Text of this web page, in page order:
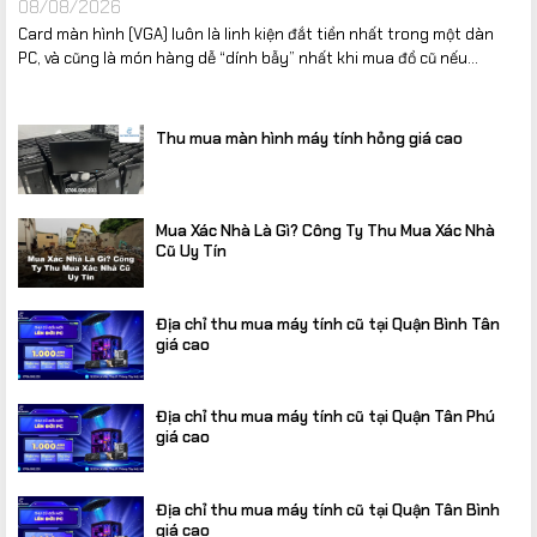
ràng
Giá cả cạnh tranh , thường xuyên khuyến mãi hấp dẫn
Đội ngũ kỹ thuật viên
lắp máy chuyên sâu – test game
kỹ lưỡngtrước khi giao
phù hợp nhất!
08/08/2026
Card màn hình (VGA) luôn là linh kiện đắt tiền nhất trong một dàn
PC, và cũng là món hàng dễ “dính bẫy” nhất khi mua đồ cũ nếu...
Thu mua màn hình máy tính hỏng giá cao
Mua Xác Nhà Là Gì? Công Ty Thu Mua Xác Nhà
Cũ Uy Tín
Địa chỉ thu mua máy tính cũ tại Quận Bình Tân
giá cao
Địa chỉ thu mua máy tính cũ tại Quận Tân Phú
giá cao
Địa chỉ thu mua máy tính cũ tại Quận Tân Bình
giá cao